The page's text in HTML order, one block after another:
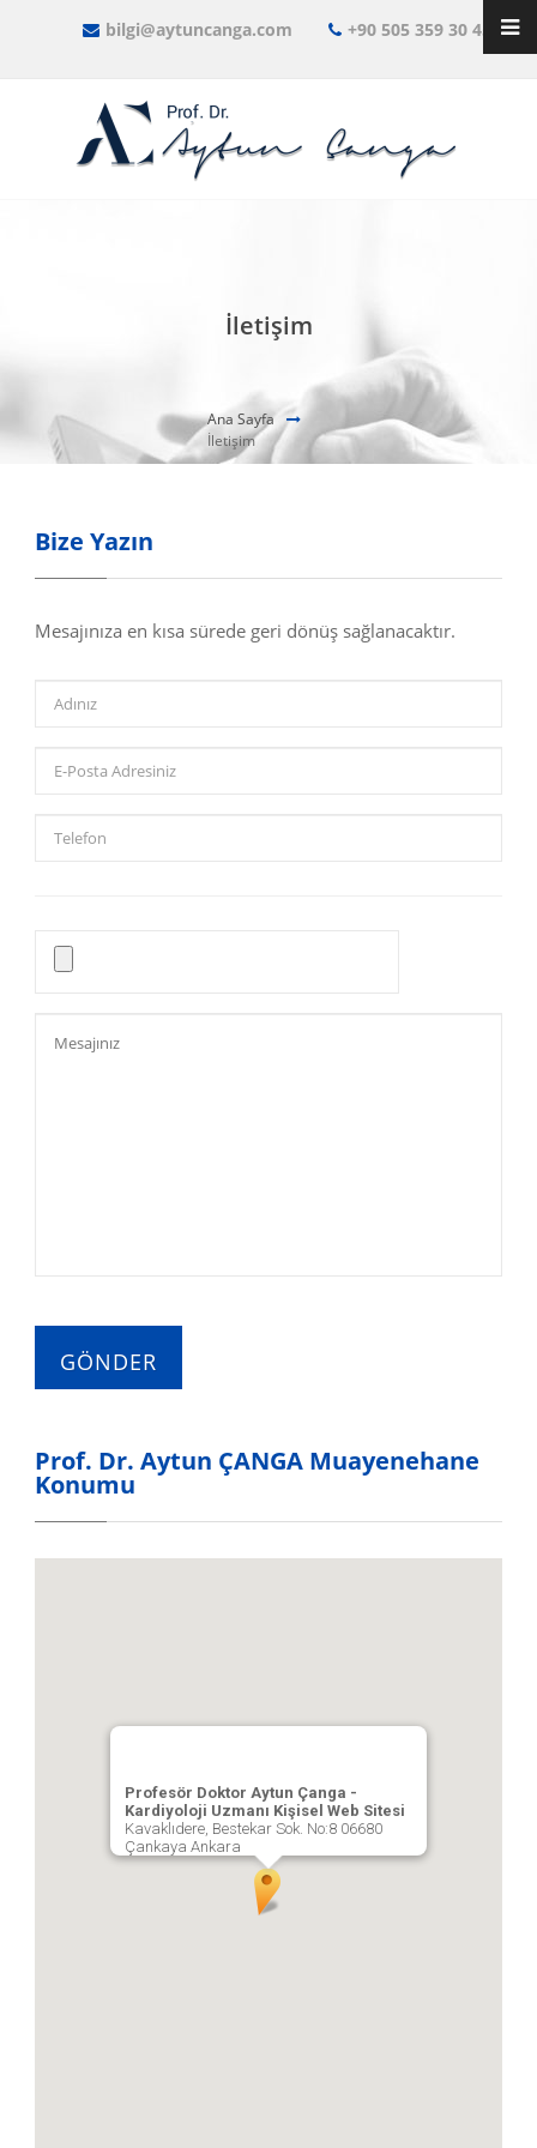
bilgi@aytuncanga.com +90 505 359 30 45
İletişim
Ana Sayfa
İletişim
Bize Yazın
Mesajınıza en kısa sürede geri dönüş sağlanacaktır.
Prof. Dr. Aytun ÇANGA Muayenehane
Konumu
Profesör Doktor Aytun Çanga -
Kardiyoloji Uzmanı Kişisel Web Sitesi
Kavaklıdere, Bestekar Sok. No:8 06680
Çankaya Ankara